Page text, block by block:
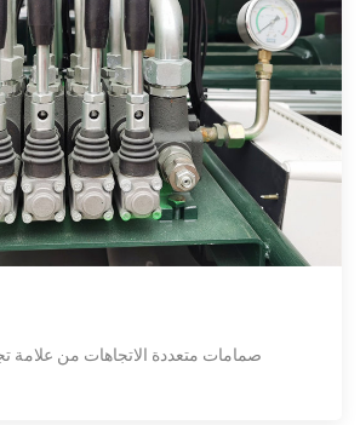
صمامات متعددة الاتجاهات من علامة